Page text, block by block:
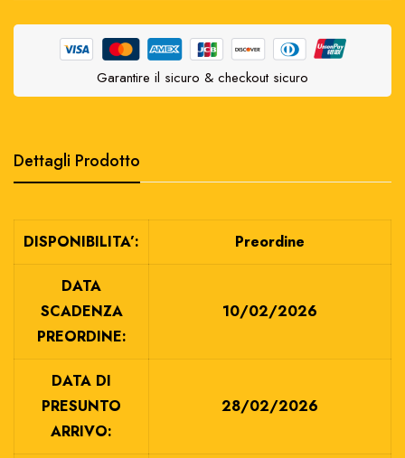
Garantire il sicuro & checkout sicuro
Dettagli Prodotto
DISPONIBILITA’: Preordine
DATA
SCADENZA
PREORDINE:
10/02/2026
DATA DI
PRESUNTO
ARRIVO:
28/02/2026